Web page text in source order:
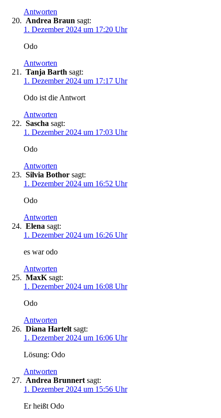
Antworten
Andrea Braun sagt:
1. Dezember 2024 um 17:20 Uhr
Odo
Antworten
Tanja Barth sagt:
1. Dezember 2024 um 17:17 Uhr
Odo ist die Antwort
Antworten
Sascha sagt:
1. Dezember 2024 um 17:03 Uhr
Odo
Antworten
Silvia Bothor sagt:
1. Dezember 2024 um 16:52 Uhr
Odo
Antworten
Elena sagt:
1. Dezember 2024 um 16:26 Uhr
es war odo
Antworten
MaxK sagt:
1. Dezember 2024 um 16:08 Uhr
Odo
Antworten
Diana Hartelt sagt:
1. Dezember 2024 um 16:06 Uhr
Lösung: Odo
Antworten
Andrea Brunnert sagt:
1. Dezember 2024 um 15:56 Uhr
Er heißt Odo